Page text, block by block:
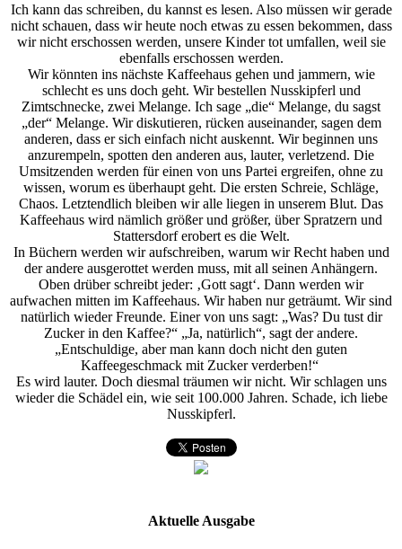
Ich kann das schreiben, du kannst es lesen. Also müssen wir gerade
nicht schauen, dass wir heute noch etwas zu essen bekommen, dass
wir nicht erschossen werden, unsere Kinder tot umfallen, weil sie
ebenfalls erschossen werden.
Wir könnten ins nächste Kaffeehaus gehen und jammern, wie
schlecht es uns doch geht. Wir bestellen Nusskipferl und
Zimtschnecke, zwei Melange. Ich sage „die“ Melange, du sagst
„der“ Melange. Wir diskutieren, rücken auseinander, sagen dem
anderen, dass er sich einfach nicht auskennt. Wir beginnen uns
anzurempeln, spotten den anderen aus, lauter, verletzend. Die
Umsitzenden werden für einen von uns Partei ergreifen, ohne zu
wissen, worum es überhaupt geht. Die ersten Schreie, Schläge,
Chaos. Letztendlich bleiben wir alle liegen in unserem Blut. Das
Kaffeehaus wird nämlich größer und größer, über Spratzern und
Stattersdorf erobert es die Welt.
In Büchern werden wir aufschreiben, warum wir Recht haben und
der andere ausgerottet werden muss, mit all seinen Anhängern.
Oben drüber schreibt jeder: ‚Gott sagt‘. Dann werden wir
aufwachen mitten im Kaffeehaus. Wir haben nur geträumt. Wir sind
natürlich wieder Freunde. Einer von uns sagt: „Was? Du tust dir
Zucker in den Kaffee?“ „Ja, natürlich“, sagt der andere.
„Entschuldige, aber man kann doch nicht den guten
Kaffeegeschmack mit Zucker verderben!“
Es wird lauter. Doch diesmal träumen wir nicht. Wir schlagen uns
wieder die Schädel ein, wie seit 100.000 Jahren. Schade, ich liebe
Nusskipferl.
Aktuelle Ausgabe